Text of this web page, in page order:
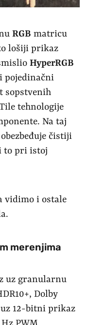
RGB matricu
lošiji prikaz
HyperRGB
pojedinačni
sopstvenih
tehnologije
Na taj
čistiji
to pri istoj
vidimo i ostale
merenjima
uz granularnu
Dolby
12-bitni prikaz